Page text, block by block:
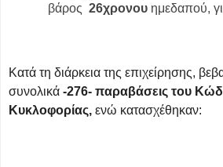
βάρος 26χρονου ημεδαπού,
Κατά τη διάρκεια της επιχείρησης,
συνολικά -276- παραβάσεις του
Κυκλοφορίας, ενώ κατασχέθηκαν: